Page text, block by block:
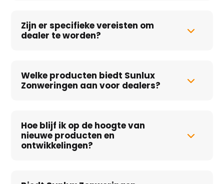
Zijn er specifieke vereisten om
dealer te worden?
Welke producten biedt Sunlux
Zonweringen aan voor dealers?
Hoe blijf ik op de hoogte van
nieuwe producten en
ontwikkelingen?